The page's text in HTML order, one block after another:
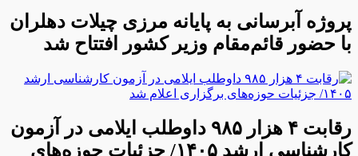
پروژه آبرسانی به پایانه مرزی چیلات دهلران
با حضور قائم‌مقام وزیر کشور افتتاح شد
رقابت ۴ هزار ۹۸۵ داوطلب ایلامی در آزمون
کارشناسی ارشد ۱۴۰۵/ جزئیات حوزه‌های